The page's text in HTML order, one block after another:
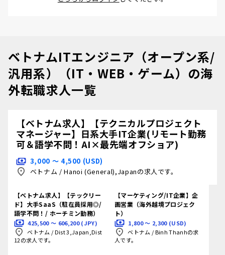
ベトナムITエンジニア（オープン系/
汎用系）（IT・WEB・ゲーム）の海
外転職求人一覧
【ベトナム求人】【テクニカルプロジェクト
マネージャー】日系大手IT企業(リモート勤務
可＆語学不問！AI×最先端オフショア)
3,000 〜 4,500 (USD)
ベトナム /Hanoi (General),Japanの求人です。
【ベトナム求人】【テックリー
ド】大手SaaS（駐在員採用◎/
語学不問！/ ホーチミン勤務）
425,500 〜 606,200 (JPY)
ベトナム /Dist 3,Japan,Dist
12の求人です。
【マーケティング/IT企業】企
画営業（海外越境プロジェク
ト）
1,800 〜 2,300 (USD)
ベトナム /Binh Thanhの求
人です。